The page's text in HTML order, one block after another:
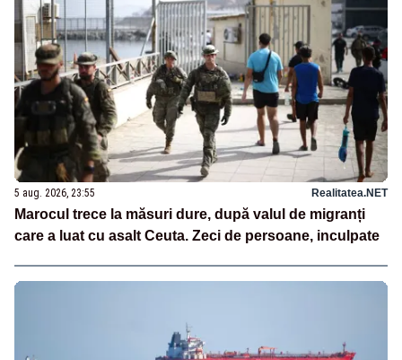
5 aug. 2026, 23:55 Realitatea.NET
Marocul trece la măsuri dure, după valul de migranți
care a luat cu asalt Ceuta. Zeci de persoane, inculpate